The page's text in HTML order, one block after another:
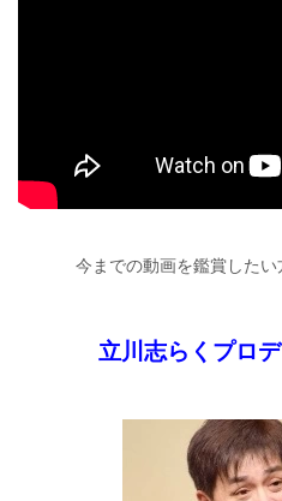
今までの動画を鑑賞したい
立川志らくプロ